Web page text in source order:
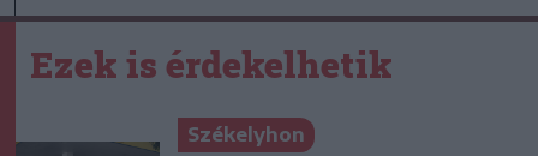
Ezek is érdekelhetik
Székelyhon